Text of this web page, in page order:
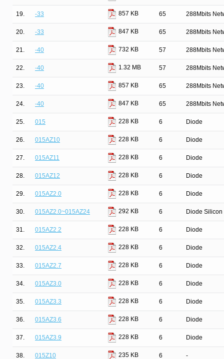
19. -33 857 KB 65 288Mbits
20. -33 847 KB 65 288Mbits
21. -40 732 KB 57 288Mbits
22. -40 1.32 MB 57 288Mbits
23. -40 857 KB 65 288Mbits
24. -40 847 KB 65 288Mbits
25. 015 228 KB 6 Diode
26. 015AZ10 228 KB 6 Diode
27. 015AZ11 228 KB 6 Diode
28. 015AZ12 228 KB 6 Diode
29. 015AZ2.0 228 KB 6 Diode
30. 015AZ2.0~015AZ24 292 KB 6 Diode
31. 015AZ2.2 228 KB 6 Diode
32. 015AZ2.4 228 KB 6 Diode
33. 015AZ2.7 228 KB 6 Diode
34. 015AZ3.0 228 KB 6 Diode
35. 015AZ3.3 228 KB 6 Diode
36. 015AZ3.6 228 KB 6 Diode
37. 015AZ3.9 228 KB 6 Diode
38. 015Z10 235 KB 6 -